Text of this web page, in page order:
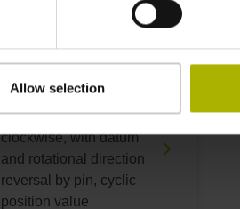
Allow selection
SSI41Hb serial output
bits without parity,
ascending values
clockwise, with datum
and rotational direction
reversal by pin, cyclic
position value